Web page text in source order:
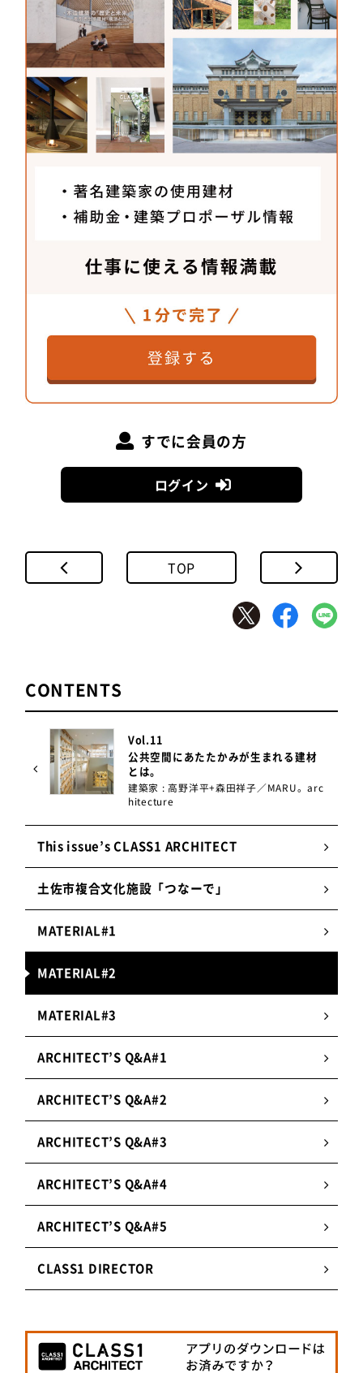
う会社です。「つなーで」でも、設計からメンテナ
ンスまで全て担当しました。MARU。さんには、自
ール素材を提案。もちろん課題も多かったのです
が、「市松模様のカーテンウォールは、きっと『つ
なーで』のシンボルになる」という期待のもと、プ
ロジェクトに取り組みました。
地域ならではの課題にも慎重に対応
MARU。さんからは「市松模様の線をできるだけ細
くしたい」とご要望を受けていました。しかし高知
県は台風が多い地域のため、耐風圧性能や止水性能
には特に慎重に考慮する必要がありました。そこ
で、できるだけスリムなフラットバーをはしご状に
組み上げて強度を確保。さらに取り合い部分の防水
材のつけ方を工夫することで浸水対策も行うなど、
必要最小限の部材で、シャープに見せられるよう尽
力しました。
「今までにないもの」を実現する喜び
納まりを検討するため、設計担当者・取付職人・工
合ったことは今でも覚えています。図面作成に1年
「つなーで」に当社の防音ドアも採用していただい
たことは嬉しかったですね。今後も今までにないデ
すでに会員の方
ログイン
TOP
CONTENTS
Vol.11
公共空間にあたたかみが生まれる建材
とは。
建築家 : 高野洋平+森田祥子／MARU。arc
hitecture
This issue’s CLASS1 ARCHITECT
土佐市複合文化施設「つなーで」
MATERIAL#1
MATERIAL#2
MATERIAL#3
ARCHITECT’S Q&A#1
ARCHITECT’S Q&A#2
ARCHITECT’S Q&A#3
ARCHITECT’S Q&A#4
ARCHITECT’S Q&A#5
CLASS1 DIRECTOR